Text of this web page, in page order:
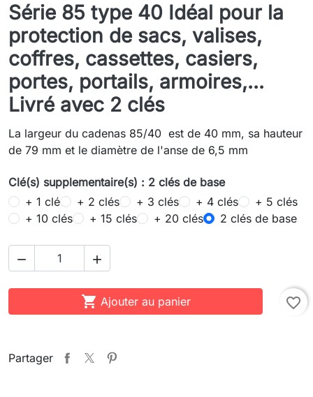
Série 85 type 40 Idéal pour la
protection de sacs, valises,
coffres, cassettes, casiers,
portes, portails, armoires,...
Livré avec 2 clés
La largeur du cadenas 85/40 est de 40 mm, sa hauteur
de 79 mm et le diamètre de l'anse de 6,5 mm
Clé(s) supplementaire(s) : 2 clés de base
+ 1 clé
+ 2 clés + 3 clés + 4 clés
+ 5 clés
+ 10 clés
+ 15 clés + 20 clés 2 clés de base
 
 Ajouter au panier favorite_border
Partager